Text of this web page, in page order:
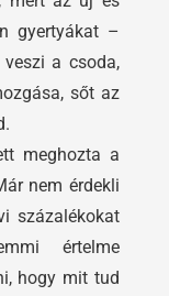
gyertyákat –
a csoda,
sőt az
meghozta a
nem érdekli
százalékokat
értelme
hogy mit tud